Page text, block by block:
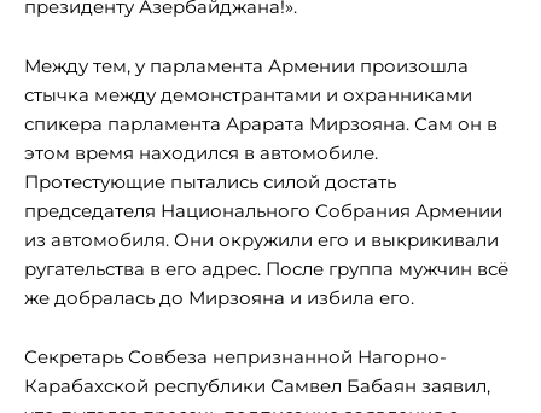
президенту Азербайджана!».
Между тем, у парламента Армении произошла
стычка между демонстрантами и охранниками
спикера парламента Арарата Мирзояна. Сам он в
этом время находился в автомобиле.
Протестующие пытались силой достать
председателя Национального Собрания Армении
из автомобиля. Они окружили его и выкрикивали
ругательства в его адрес. После группа мужчин всё
же добралась до Мирзояна и избила его.
Секретарь Совбеза непризнанной Нагорно-
Карабахской республики Самвел Бабаян заявил,